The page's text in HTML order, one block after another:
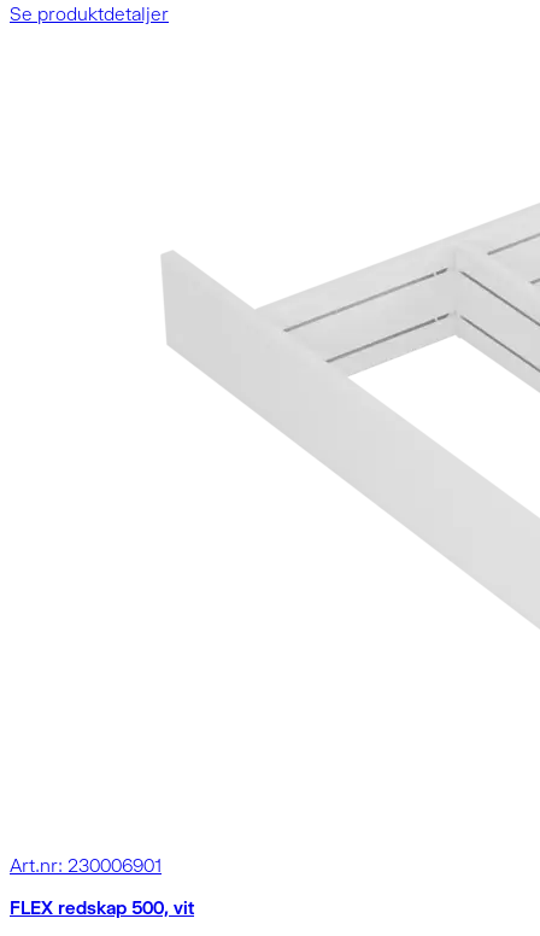
Se produktdetaljer
Art.nr: 230006901
FLEX redskap 500, vit